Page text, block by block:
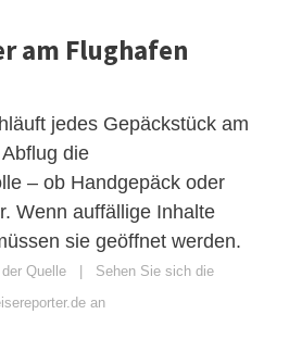
am Flughafen
jedes Gepäckstück am
die
– ob Handgepäck oder
Wenn auffällige Inhalte
sie geöffnet werden.
Quelle | Sehen Sie sich die
an